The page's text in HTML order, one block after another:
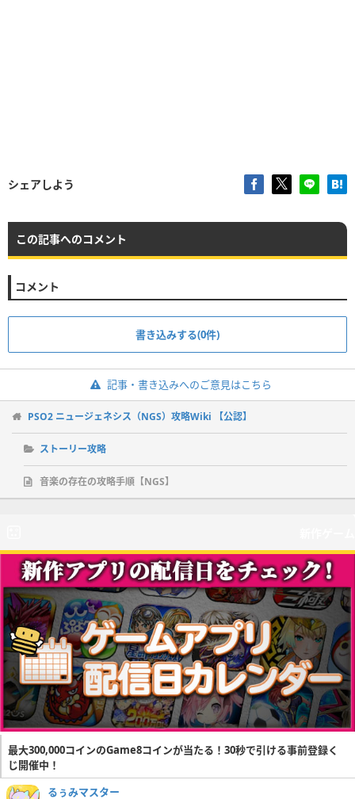
シェアしよう
この記事へのコメント
コメント
書き込みする(0件)
記事・書き込みへのご意見はこちら
PSO2 ニュージェネシス（NGS）攻略Wiki 【公認】
ストーリー攻略
音楽の存在の攻略手順【NGS】
最大300,000コインのGame8コインが当たる！30秒で引ける事前登録く
じ開催中！
るぅみマスター